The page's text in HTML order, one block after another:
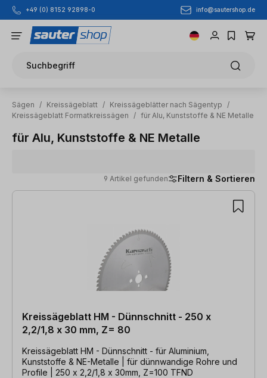
Zum Hauptinhalt springen
+49 (0) 8152 92898-0 info@sautershop.de
Suchbegriff
Sägen / Kreissägeblatt / Kreissägeblätter nach Sägentyp
/
Kreissägeblatt Formatkreissägen
/ für Alu, Kunststoffe & NE Metalle
für Alu, Kunststoffe & NE Metalle
9 Artikel gefunden Filtern & Sortieren
9 Artikel gefunden
Kreissägeblatt HM - Dünnschnitt - 250 x
2,2/1,8 x 30 mm, Z= 80
Kreissägeblatt HM - Dünnschnitt - für Aluminium,
Kunststoffe & NE-Metalle | für dünnwandige Rohre und
Profile | 250 x 2,2/1,8 x 30mm, Z=100 TFND